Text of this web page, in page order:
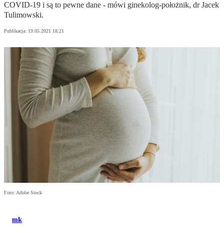
COVID-19 i są to pewne dane - mówi ginekolog-położnik, dr Jacek
Tulimowski.
Publikacja: 19.05.2021 18:21
Foto: Adobe Stock
mk